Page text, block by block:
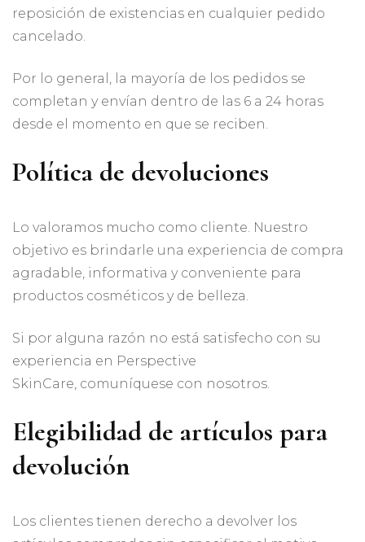
reposición de existencias en cualquier pedido
cancelado.
Por lo general, la mayoría de los pedidos se
completan y envían dentro de las 6 a 24 horas
desde el momento en que se reciben.
Política de devoluciones
Lo valoramos mucho como cliente. Nuestro
objetivo es brindarle una experiencia de compra
agradable, informativa y conveniente para
productos cosméticos y de belleza.
Si por alguna razón no está satisfecho con su
experiencia en Perspective
SkinCare, comuníquese con nosotros.
Elegibilidad de artículos para
devolución
Los clientes tienen derecho a devolver los